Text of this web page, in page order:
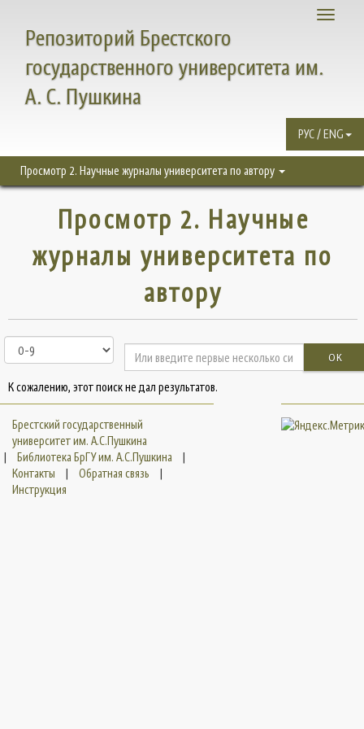
Toggle
Репозиторий Брестского
государственного университета им.
А. С. Пушкина
РУС / ENG
Просмотр 2. Научные журналы университета по автору
Просмотр 2. Научные
журналы университета по
автору
OK
К сожалению, этот поиск не дал результатов.
Брестский государственный
университет им. А.С.Пушкина
|
Библиотека БрГУ им. А.С.Пушкина
|
Контакты
| Обратная связь
|
Инструкция